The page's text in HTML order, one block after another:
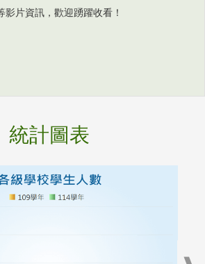
影片資訊，歡迎踴躍收看！
統計圖表